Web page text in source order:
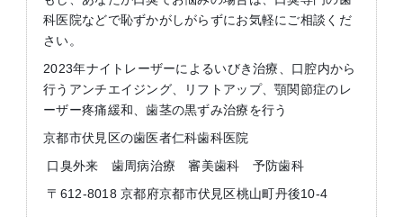
科医院などで恥ずかがしがらずにお気軽にご相談くだ
さい。
2023年ナイトレーザーによるいびき治療、口腔内から
行うアンチエイジング、リフトアップ、顎関節症のレ
ーザー疼痛緩和、歯茎の黒ずみ治療を行う
京都市伏見区の歯医者仁科歯科医院
口臭外来 歯周病治療 審美歯科 予防歯科
〒612-8018 京都府京都市伏見区桃山町丹後10-4